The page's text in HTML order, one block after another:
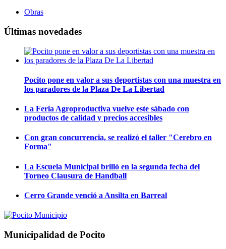
Obras
Últimas novedades
Pocito pone en valor a sus deportistas con una muestra en
los paradores de la Plaza De La Libertad
La Feria Agroproductiva vuelve este sábado con
productos de calidad y precios accesibles
Con gran concurrencia, se realizó el taller "Cerebro en
Forma"
La Escuela Municipal brilló en la segunda fecha del
Torneo Clausura de Handball
Cerro Grande venció a Ansilta en Barreal
Municipalidad de Pocito